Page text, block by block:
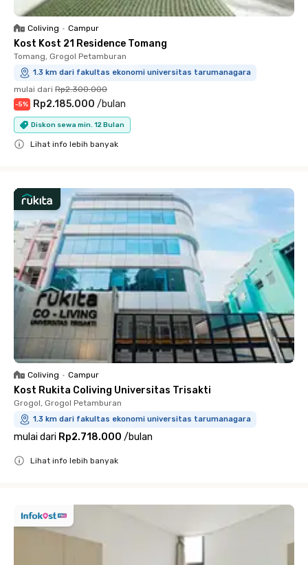
Coliving • Campur
Kost Kost 21 Residence Tomang
Tomang, Grogol Petamburan
1.3 km dari fakultas ekonomi universitas tarumanagara
mulai dari Rp2.300.000
-5% Rp2.185.000 /bulan
Diskon sewa min. 12 Bulan
Lihat info lebih banyak
Coliving • Campur
Kost Rukita Coliving Universitas Trisakti
Grogol, Grogol Petamburan
1.3 km dari fakultas ekonomi universitas tarumanagara
mulai dari Rp2.718.000 /bulan
Lihat info lebih banyak